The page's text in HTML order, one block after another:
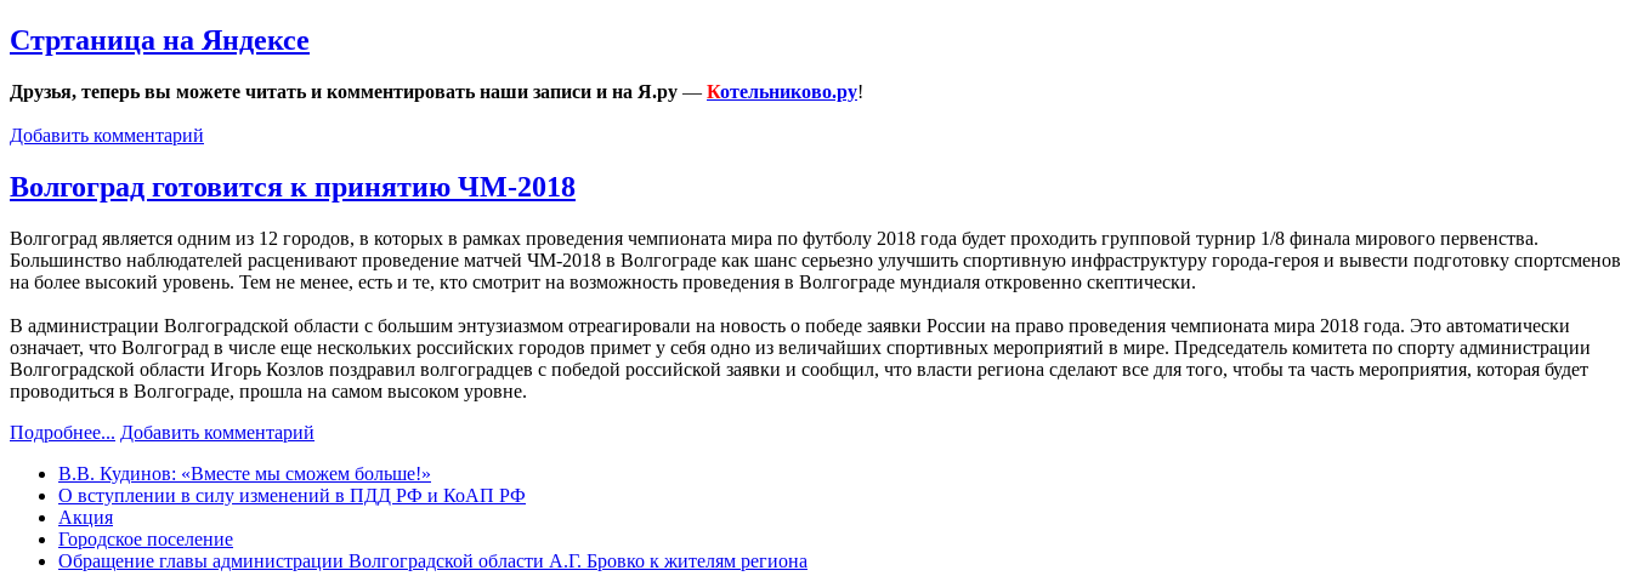
Стртаница на Яндексе
Друзья, теперь вы можете читать и комментировать наши записи и на Я.ру — Котельниково.ру!
Добавить комментарий
Волгоград готовится к принятию ЧМ-2018
Волгоград является одним из 12 городов, в которых в рамках проведения чемпионата мира по футболу 2018 года будет проходить групповой турнир 1/8 финала мирового первенства.
Большинство наблюдателей расценивают проведение матчей ЧМ-2018 в Волгограде как шанс серьезно улучшить спортивную инфраструктуру города-героя и вывести подготовку спортсменов
на более высокий уровень. Тем не менее, есть и те, кто смотрит на возможность проведения в Волгограде мундиаля откровенно скептически.
В администрации Волгоградской области с большим энтузиазмом отреагировали на новость о победе заявки России на право проведения чемпионата мира 2018 года. Это автоматически
означает, что Волгоград в числе еще нескольких российских городов примет у себя одно из величайших спортивных мероприятий в мире. Председатель комитета по спорту администрации
Волгоградской области Игорь Козлов поздравил волгоградцев с победой российской заявки и сообщил, что власти региона сделают все для того, чтобы та часть мероприятия, которая будет
проводиться в Волгограде, прошла на самом высоком уровне.
Подробнее... Добавить комментарий
В.В. Кудинов: «Вместе мы сможем больше!»
О вступлении в силу изменений в ПДД РФ и КоАП РФ
Акция
Городское поселение
Обращение главы администрации Волгоградской области А.Г. Бровко к жителям региона